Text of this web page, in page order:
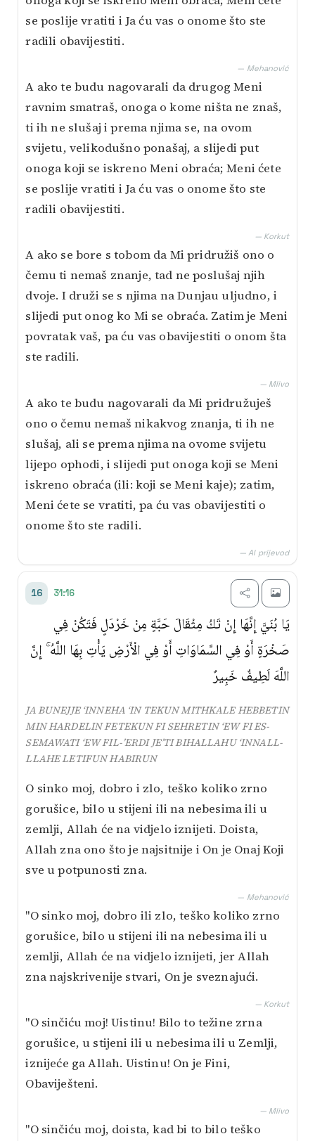
se poslije vratiti i Ja ću vas o onome što ste
radili obavijestiti.
— Mehanović
A ako te budu nagovarali da drugog Meni
ravnim smatraš, onoga o kome ništa ne znaš,
ti ih ne slušaj i prema njima se, na ovom
svijetu, velikodušno ponašaj, a slijedi put
onoga koji se iskreno Meni obraća; Meni ćete
se poslije vratiti i Ja ću vas o onome što ste
radili obavijestiti.
— Korkut
A ako se bore s tobom da Mi pridružiš ono o
čemu ti nemaš znanje, tad ne poslušaj njih
dvoje. I druži se s njima na Dunjau uljudno, i
slijedi put onog ko Mi se obraća. Zatim je Meni
povratak vaš, pa ću vas obavijestiti o onom šta
ste radili.
— Mlivo
A ako te budu nagovarali da Mi pridružuješ
ono o čemu nemaš nikakvog znanja, ti ih ne
slušaj, ali se prema njima na ovome svijetu
lijepo ophodi, i slijedi put onoga koji se Meni
iskreno obraća (ili: koji se Meni kaje); zatim,
Meni ćete se vratiti, pa ću vas obavijestiti o
onome što ste radili.
— AI prijevod
16 31:16
يَا بُنَيَّ إِنَّهَا إِنْ تَكُ مِثْقَالَ حَبَّةٍ مِنْ خَرْدَلٍ فَتَكُنْ فِي
صَخْرَةٍ أَوْ فِي السَّمَاوَاتِ أَوْ فِي الْأَرْضِ يَأْتِ بِهَا اللَّهُ ۚ إِنَّ
اللَّهَ لَطِيفٌ خَبِيرٌ
JA BUNEJJE ‘INNEHA ‘IN TEKUN MITHKALE HEBBETIN
MIN HARDELIN FETEKUN FI SEHRETIN ‘EW FI ES-
SEMAWATI ‘EW FIL-’ERDI JE’TI BIHALLAHU ‘INNALL-
LLAHE LETIFUN HABIRUN
O sinko moj, dobro i zlo, teško koliko zrno
gorušice, bilo u stijeni ili na nebesima ili u
zemlji, Allah će na vidjelo iznijeti. Doista,
Allah zna ono što je najsitnije i On je Onaj Koji
sve u potpunosti zna.
— Mehanović
"O sinko moj, dobro ili zlo, teško koliko zrno
gorušice, bilo u stijeni ili na nebesima ili u
zemlji, Allah će na vidjelo iznijeti, jer Allah
zna najskrivenije stvari, On je sveznajući.
— Korkut
"O sinčiću moj! Uistinu! Bilo to težine zrna
gorušice, u stijeni ili u nebesima ili u Zemlji,
iznijeće ga Allah. Uistinu! On je Fini,
Obaviješteni.
— Mlivo
"O sinčiću moj, doista, kad bi to bilo teško